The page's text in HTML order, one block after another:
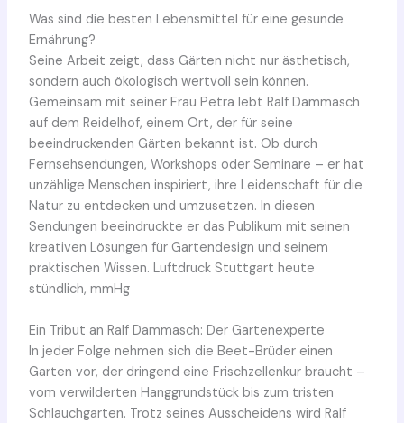
Was sind die besten Lebensmittel für eine gesunde
Ernährung?
Seine Arbeit zeigt, dass Gärten nicht nur ästhetisch,
sondern auch ökologisch wertvoll sein können.
Gemeinsam mit seiner Frau Petra lebt Ralf Dammasch
auf dem Reidelhof, einem Ort, der für seine
beeindruckenden Gärten bekannt ist. Ob durch
Fernsehsendungen, Workshops oder Seminare – er hat
unzählige Menschen inspiriert, ihre Leidenschaft für die
Natur zu entdecken und umzusetzen. In diesen
Sendungen beeindruckte er das Publikum mit seinen
kreativen Lösungen für Gartendesign und seinem
praktischen Wissen. Luftdruck Stuttgart heute
stündlich, mmHg
Ein Tribut an Ralf Dammasch: Der Gartenexperte
In jeder Folge nehmen sich die Beet-Brüder einen
Garten vor, der dringend eine Frischzellenkur braucht –
vom verwilderten Hanggrundstück bis zum tristen
Schlauchgarten. Trotz seines Ausscheidens wird Ralf